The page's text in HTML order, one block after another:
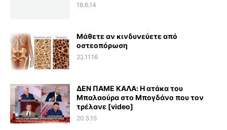
18.6.14
Μάθετε αν κινδυνεύετε από
οστεοπόρωση
22.11.16
ΔΕΝ ΠΑΜΕ ΚΑΛΑ: Η ατάκα του
Μπαλαούρα στο Μπογδάνο που τον
τρέλανε [video]
20.5.15